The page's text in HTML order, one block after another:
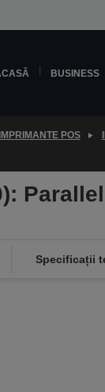
BUSINESS
IMPRIMANTE POS
Specificații